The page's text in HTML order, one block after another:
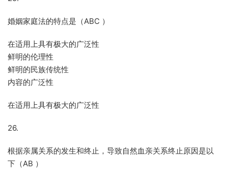
婚姻家庭法的特点是（ABC ）
在适用上具有极大的广泛性
鲜明的伦理性
鲜明的民族传统性
内容的广泛性
在适用上具有极大的广泛性
26.
根据亲属关系的发生和终止，导致自然血亲关系终止原因是以
下（AB ）